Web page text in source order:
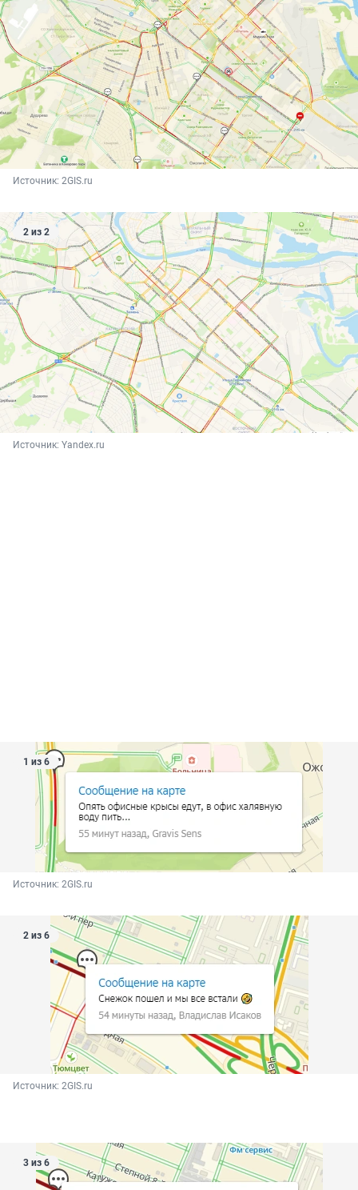
Источник: 2GIS.ru
2 из 2
Источник: Yandex.ru
1 из 6
Источник: 2GIS.ru
2 из 6
Источник: 2GIS.ru
3 из 6